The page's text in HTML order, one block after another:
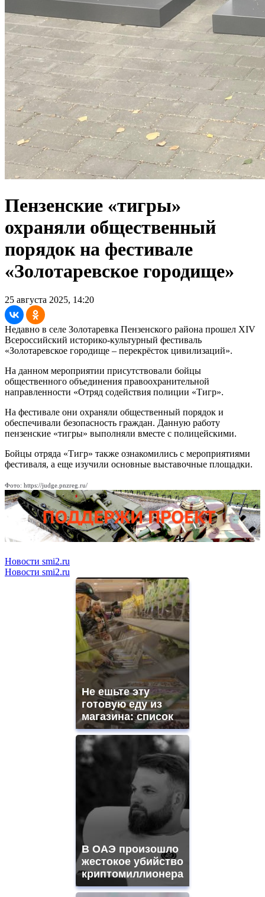
Пензенские «тигры»
охраняли общественный
порядок на фестивале
«Золотаревское городище»
25 августа 2025, 14:20
Недавно в селе Золотаревка Пензенского района прошел XIV
Всероссийский историко-культурный фестиваль
«Золотаревское городище – перекрёсток цивилизаций».
На данном мероприятии присутствовали бойцы
общественного объединения правоохранительной
направленности «Отряд содействия полиции «Тигр».
На фестивале они охраняли общественный порядок и
обеспечивали безопасность граждан. Данную работу
пензенские «тигры» выполняли вместе с полицейскими.
Бойцы отряда «Тигр» также ознакомились с мероприятиями
фестиваля, а еще изучили основные выставочные площадки.
Фото: https://judge.pnzreg.ru/
Новости smi2.ru
Новости smi2.ru
Не ешьте эту
готовую еду из
магазина: список
В ОАЭ произошло
жестокое убийство
криптомиллионера